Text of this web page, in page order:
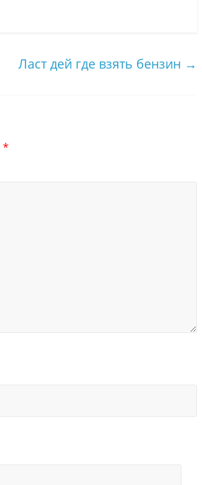
Ласт дей где взять бензин →
*